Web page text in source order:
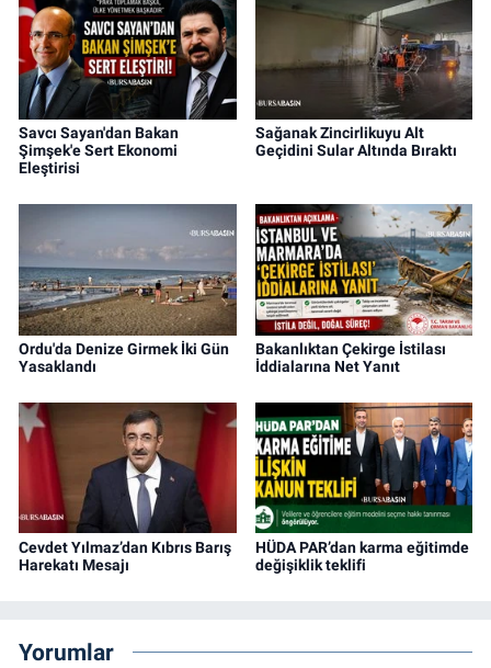
Savcı Sayan'dan Bakan
Şimşek'e Sert Ekonomi
Eleştirisi
Sağanak Zincirlikuyu Alt
Geçidini Sular Altında Bıraktı
Ordu'da Denize Girmek İki Gün
Yasaklandı
Bakanlıktan Çekirge İstilası
İddialarına Net Yanıt
Cevdet Yılmaz’dan Kıbrıs Barış
Harekatı Mesajı
HÜDA PAR’dan karma eğitimde
değişiklik teklifi
Yorumlar